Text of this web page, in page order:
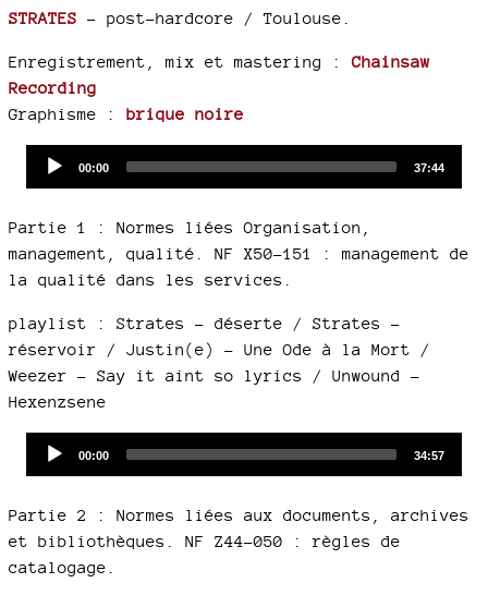
STRATES - post-hardcore / Toulouse.
Enregistrement, mix et mastering :Chainsaw
Recording
Graphisme : brique noire
Current
00:00
Total
37:44
Partie 1 : Normes liées Organisation,
management, qualité. NF X50-151 : management de
la qualité dans les services.
playlist : Strates - déserte / Strates -
réservoir / Justin(e) - Une Ode à la Mort /
Weezer - Say it aint so lyrics / Unwound –
Hexenzsene
Current
00:00
Total
34:57
Partie 2 : Normes liées aux documents, archives
et bibliothèques. NF Z44-050 : règles de
catalogage.